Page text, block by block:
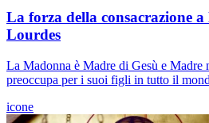
La forza della consacrazione
Lourdes
La Madonna è Madre di Gesù e Madre
preoccupa per i suoi figli in tutto il
icone